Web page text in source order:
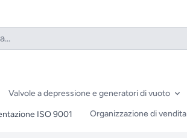
Valvole a depressione e generatori di vuoto
ISO 9001 Organizzazione di vendita